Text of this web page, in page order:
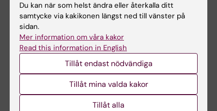
Möjlighet till undantag från kursplanens
föreskrifter om examination
Om det föreligger särskilda skäl, eller behov av
anpassning för student med
funktionsnedsättning får examinator fatta
beslut om att frångå kursplanens föreskrifter
om examinationsform, antal
examinationstillfällen, möjlighet till
Du kan när som helst ändra eller återkalla ditt
samtycke via kakikonen längst ned till vänster på
sidan.
Mer information om våra kakor
Read this information in English
Tillåt endast nödvändiga
Tillåt mina valda kakor
Tillåt alla